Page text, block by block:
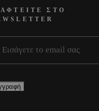
ΣΤΟ